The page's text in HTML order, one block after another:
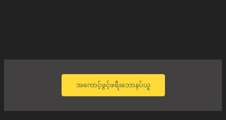
အကောင့်ဖွင့်ဖရီးဘောနပ်ယူ